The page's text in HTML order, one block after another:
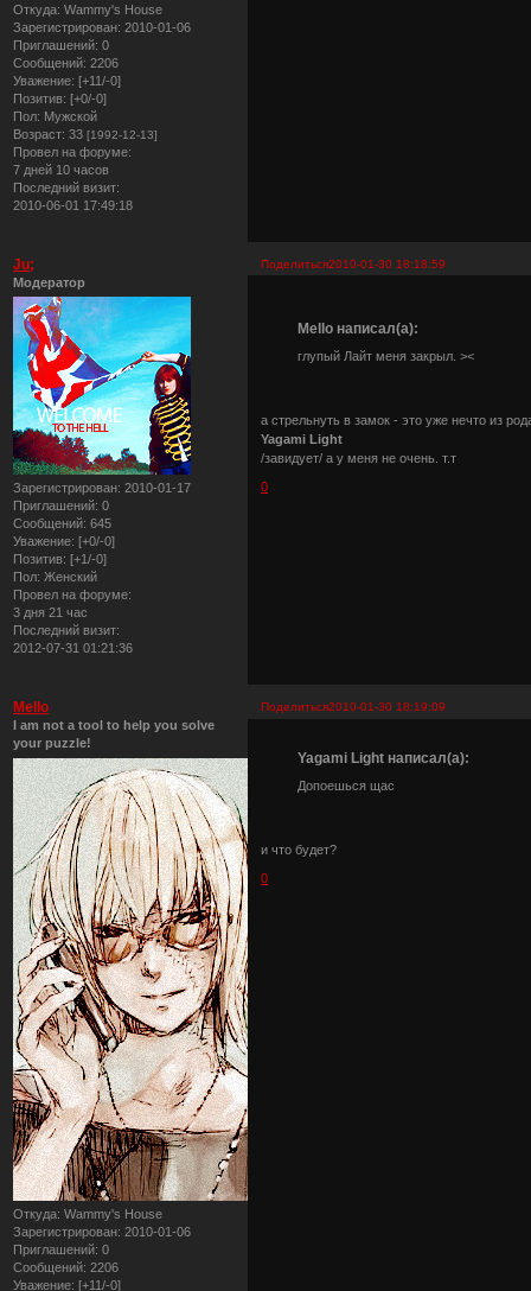
Откуда: Wammy's House
Зарегистрирован: 2010-01-06
Приглашений: 0
Сообщений: 2206
Уважение: [+11/-0]
Позитив: [+0/-0]
Пол: Мужской
Возраст: 33 [1992-12-13]
Провел на форуме:
7 дней 10 часов
Последний визит:
2010-06-01 17:49:18
Поделиться2010-01-30 18:18:59
Ju;
Модератор
Зарегистрирован: 2010-01-17
Приглашений: 0
Сообщений: 645
Уважение: [+0/-0]
Позитив: [+1/-0]
Пол: Женский
Провел на форуме:
3 дня 21 час
Последний визит:
2012-07-31 01:21:36
Mello написал(а):
глупый Лайт меня закрыл. ><
а стрельнуть в замок - это уже нечто из
Yagami Light
/завидует/ а у меня не очень. т.т
0
Поделиться2010-01-30 18:19:09
Mello
I am not a tool to help you solve
your puzzle!
Откуда: Wammy's House
Зарегистрирован: 2010-01-06
Приглашений: 0
Сообщений: 2206
Уважение: [+11/-0]
Yagami Light написал(а):
Допоешься щас
и что будет?
0